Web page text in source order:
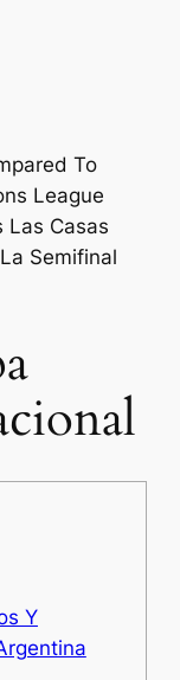
To
League
Las Casas
Semifinal
Y